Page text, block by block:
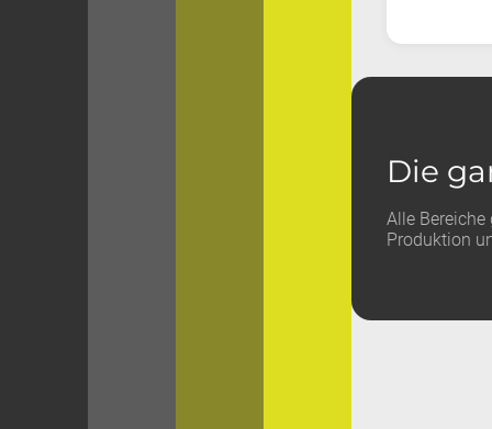
Die
Alle
Produktion